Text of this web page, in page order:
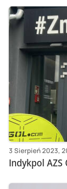
3 Sierpień 2023,
Indykpol AZS